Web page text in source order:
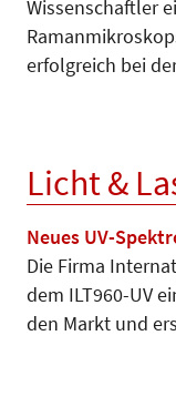
Wissenschaftler
erfolgreich bei
Licht &
Neues UV-
Die Firma
dem ILT960-UV
den Markt und